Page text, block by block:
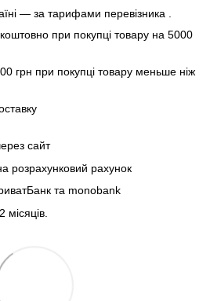
— за тарифами перевізника .
при покупці товару на 5000
товару меньше ніж
сайт
розрахунковий рахунок
та monobank
місяців.